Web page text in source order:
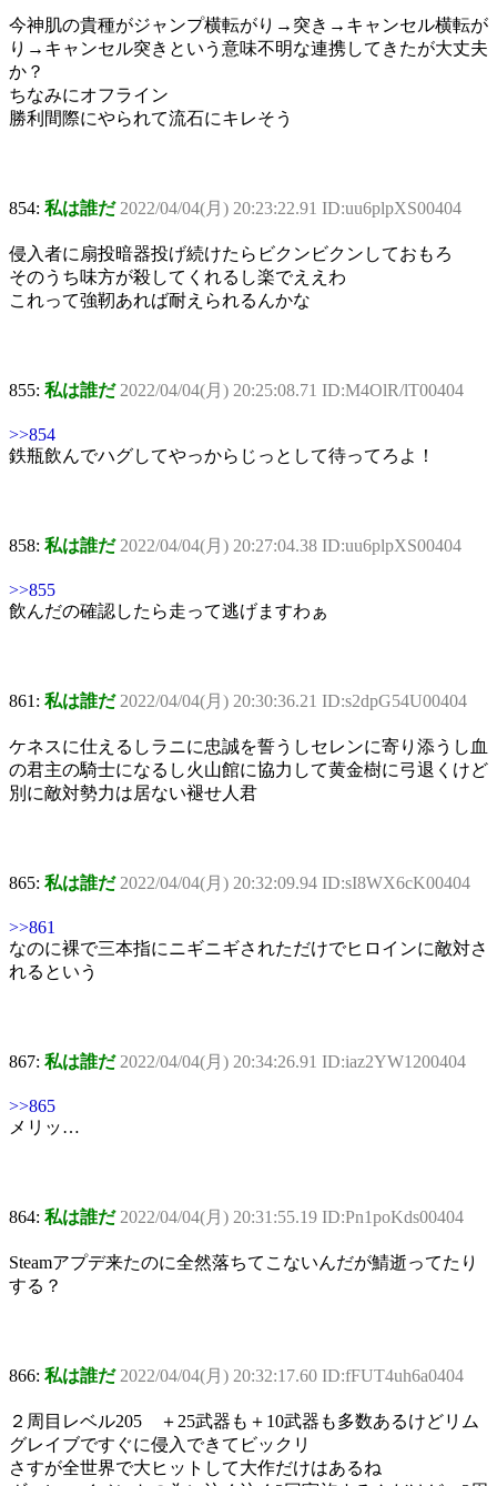
今神肌の貴種がジャンプ横転がり→突き→キャンセル横転が
り→キャンセル突きという意味不明な連携してきたが大丈夫
か？
ちなみにオフライン
勝利間際にやられて流石にキレそう
854: 私は誰だ 2022/04/04(月) 20:23:22.91 ID:uu6plpXS00404
侵入者に扇投暗器投げ続けたらビクンビクンしておもろ
そのうち味方が殺してくれるし楽でええわ
これって強靭あれば耐えられるんかな
855: 私は誰だ 2022/04/04(月) 20:25:08.71 ID:M4OlR/lT00404
>>854
鉄瓶飲んでハグしてやっからじっとして待ってろよ！
858: 私は誰だ 2022/04/04(月) 20:27:04.38 ID:uu6plpXS00404
>>855
飲んだの確認したら走って逃げますわぁ
861: 私は誰だ 2022/04/04(月) 20:30:36.21 ID:s2dpG54U00404
ケネスに仕えるしラニに忠誠を誓うしセレンに寄り添うし血
の君主の騎士になるし火山館に協力して黄金樹に弓退くけど
別に敵対勢力は居ない褪せ人君
865: 私は誰だ 2022/04/04(月) 20:32:09.94 ID:sI8WX6cK00404
>>861
なのに裸で三本指にニギニギされただけでヒロインに敵対さ
れるという
867: 私は誰だ 2022/04/04(月) 20:34:26.91 ID:iaz2YW1200404
>>865
メリッ…
864: 私は誰だ 2022/04/04(月) 20:31:55.19 ID:Pn1poKds00404
Steamアプデ来たのに全然落ちてこないんだが鯖逝ってたり
する？
866: 私は誰だ 2022/04/04(月) 20:32:17.60 ID:fFUT4uh6a0404
２周目レベル205 ＋25武器も＋10武器も多数あるけどリム
グレイブですぐに侵入できてビックリ
さすが全世界で大ヒットして大作だけはあるね